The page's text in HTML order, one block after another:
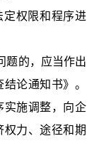
定权限和程序进
题的，应当作出
论通知书》。
实施调整，向企
力、途径和期